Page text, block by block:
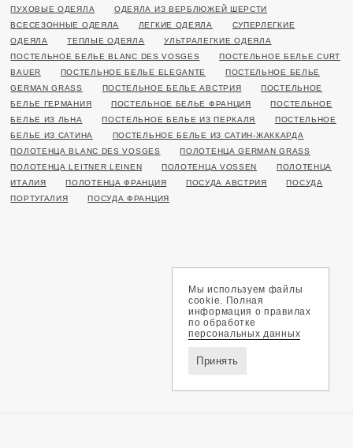
ПУХОВЫЕ ОДЕЯЛА
ОДЕЯЛА ИЗ ВЕРБЛЮЖЕЙ ШЕРСТИ
ВСЕСЕЗОННЫЕ ОДЕЯЛА
ЛЕГКИЕ ОДЕЯЛА
СУПЕРЛЕГКИЕ
ОДЕЯЛА
ТЕПЛЫЕ ОДЕЯЛА
УЛЬТРАЛЕГКИЕ ОДЕЯЛА
ПОСТЕЛЬНОЕ БЕЛЬЕ BLANC DES VOSGES
ПОСТЕЛЬНОЕ БЕЛЬЕ CURT
BAUER
ПОСТЕЛЬНОЕ БЕЛЬЕ ELEGANTE
ПОСТЕЛЬНОЕ БЕЛЬЕ
GERMAN GRASS
ПОСТЕЛЬНОЕ БЕЛЬЕ АВСТРИЯ
ПОСТЕЛЬНОЕ
БЕЛЬЕ ГЕРМАНИЯ
ПОСТЕЛЬНОЕ БЕЛЬЕ ФРАНЦИЯ
ПОСТЕЛЬНОЕ
БЕЛЬЕ ИЗ ЛЬНА
ПОСТЕЛЬНОЕ БЕЛЬЕ ИЗ ПЕРКАЛЯ
ПОСТЕЛЬНОЕ
БЕЛЬЕ ИЗ САТИНА
ПОСТЕЛЬНОЕ БЕЛЬЕ ИЗ САТИН-ЖАККАРДА
ПОЛОТЕНЦА BLANC DES VOSGES
ПОЛОТЕНЦА GERMAN GRASS
ПОЛОТЕНЦА LEITNER LEINEN
ПОЛОТЕНЦА VOSSEN
ПОЛОТЕНЦА
ИТАЛИЯ
ПОЛОТЕНЦА ФРАНЦИЯ ПОСУДА АВСТРИЯ
ПОСУДА
ПОРТУГАЛИЯ
ПОСУДА ФРАНЦИЯ
Мы используем файлы
cookie. Полная
информация о правилах
по обработке
персональных данных
Принять